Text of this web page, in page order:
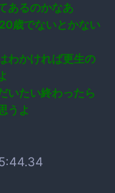
あるのかなあ
歳でないとかない
わかければ更生の
いたい終わったら
うよ